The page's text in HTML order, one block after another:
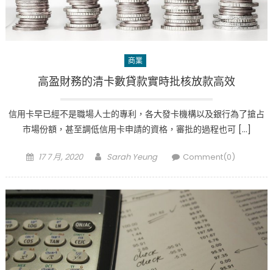
商業
高盈財務的清卡數貸款實時批核放款高效
信用卡早已經不是職場人士的專利，各大發卡機構以及銀行為了搶占
市場份額，甚至調低信用卡申請的資格，審批的過程也可 […]
Posted
17 7 月, 2020 Author
Sarah Yeung Comment(0)